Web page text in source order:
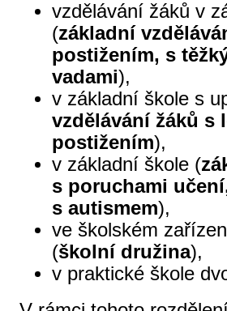
vzdělávání žáků v
(základní
postižením, s
vadami),
v základní škole s
vzdělávání žáků s
postižením),
v základní škole (
s poruchami
s autismem),
ve školském
(školní družina),
v praktické škole